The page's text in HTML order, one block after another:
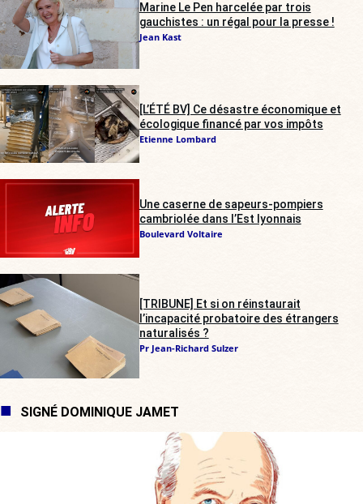
Marine Le Pen harcelée par trois
gauchistes : un régal pour la presse !
Jean Kast
[L’ÉTÉ BV] Ce désastre économique et
écologique financé par vos impôts
Etienne Lombard
Une caserne de sapeurs-pompiers
cambriolée dans l’Est lyonnais
Boulevard Voltaire
[TRIBUNE] Et si on réinstaurait
l’incapacité probatoire des étrangers
naturalisés ?
Pr Jean-Richard Sulzer
SIGNÉ DOMINIQUE JAMET